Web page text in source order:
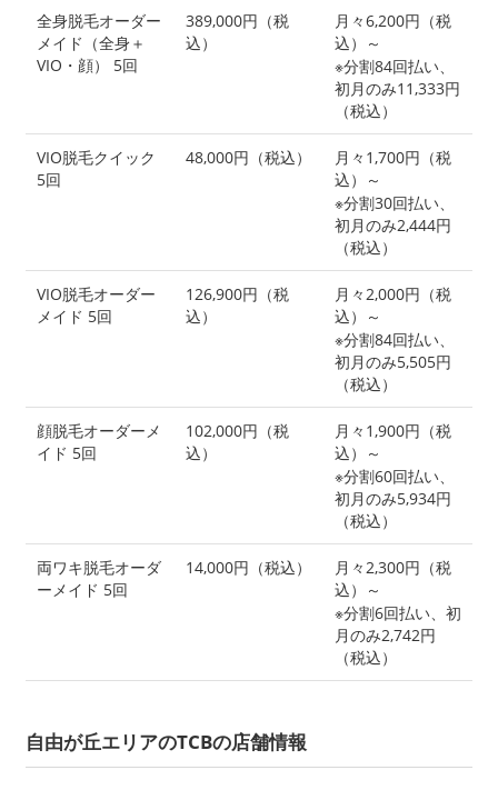
全身脱毛オーダー
メイド（全身＋
VIO・顔） 5回
389,000円（税
込）
月々6,200円（税
込）～
※分割84回払い、
初月のみ11,333円
（税込）
VIO脱毛クイック
5回
48,000円（税込）
月々1,700円（税
込）～
※分割30回払い、
初月のみ2,444円
（税込）
VIO脱毛オーダー
メイド 5回
126,900円（税
込）
月々2,000円（税
込）～
※分割84回払い、
初月のみ5,505円
（税込）
顔脱毛オーダーメ
イド 5回
102,000円（税
込）
月々1,900円（税
込）～
※分割60回払い、
初月のみ5,934円
（税込）
両ワキ脱毛オーダ
ーメイド 5回
14,000円（税込）
月々2,300円（税
込）～
※分割6回払い、初
月のみ2,742円
（税込）
自由が丘エリアのTCBの店舗情報